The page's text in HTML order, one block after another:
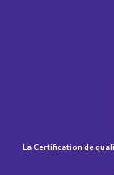
La Certification de